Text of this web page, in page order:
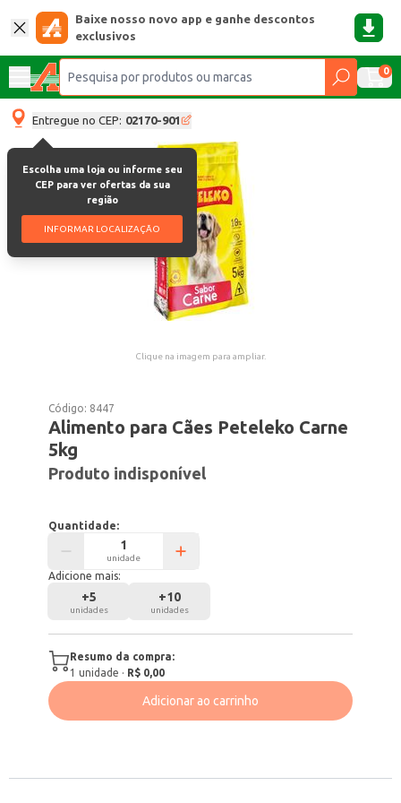
Baixe nosso novo app e ganhe descontos
exclusivos
0
Entregue no CEP: 02170-901
Escolha uma loja ou informe seu
CEP para ver ofertas da sua
região
INFORMAR LOCALIZAÇÃO
Clique na imagem para ampliar.
Código: 8447
Alimento para Cães Peteleko Carne
5kg
Produto indisponível
Quantidade:
unidade
Adicione mais:
+5
unidades
+10
unidades
Resumo da compra:
1 unidade · R$ 0,00
Adicionar ao carrinho